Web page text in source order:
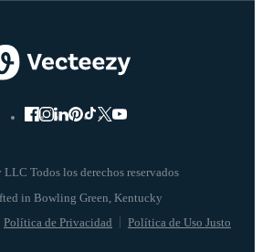
Todos los derechos reservados
Política de Privacidad Política de Uso Justo